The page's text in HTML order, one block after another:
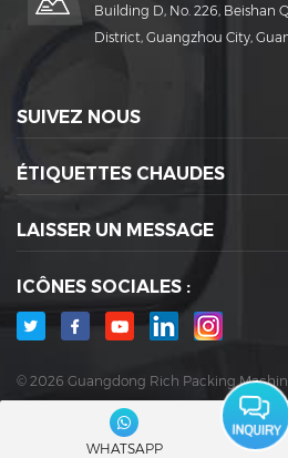
Building D, No. 226, Beishan
District, Guangzhou City,
SUIVEZ NOUS
ÉTIQUETTES CHAUDES
LAISSER UN MESSAGE
ICÔNES SOCIALES :
© 2026 Guangdong Rich Packing
| XML |
Réseau IPv6 pris en charge
WHATSAPP